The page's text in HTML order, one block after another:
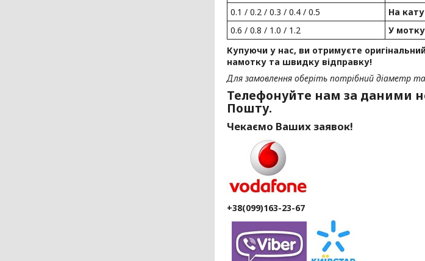
0.1 / 0.2 / 0.3 / 0.4 / 0.5
На
0.6 / 0.8 / 1.0 / 1.2
У мотку
Купуючи у нас, ви отримуєте
намотку та швидку відправку!
Для замовлення оберіть потрібний діаметр
Телефонуйте нам за даними
Пошту.
Чекаємо Ваших заявок!
+38(099)163-23-67